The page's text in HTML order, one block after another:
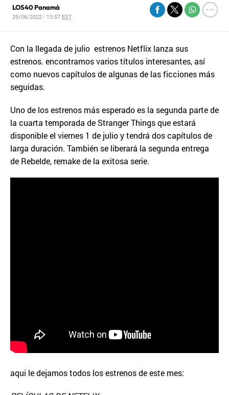
LOS40 Panamá
29/06/2022 - 13:57 EST
Con la llegada de julio estrenos Netflix lanza sus
estrenos. encontramos varios títulos interesantes, así
como nuevos capítulos de algunas de las ficciones más
seguidas.
Uno de los estrenos más esperado es la segunda parte de
la cuarta temporada de Stranger Things que estará
disponible el viernes 1 de julio y tendrá dos capítulos de
larga duración. También se liberará la segunda entrega
de Rebelde, remake de la exitosa serie.
aqui le dejamos todos los estrenos de este mes: